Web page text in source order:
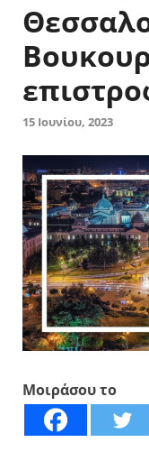
15 Ιουνίου, 2023
Μοιράσου το